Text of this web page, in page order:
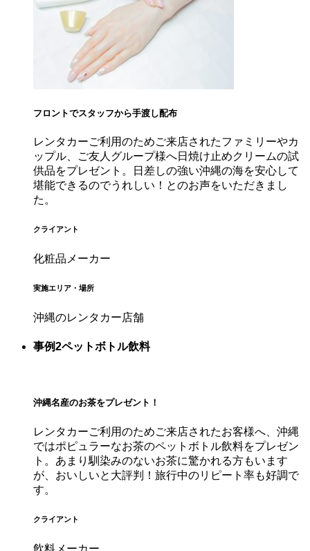
フロントでスタッフから手渡し配布
レンタカーご利用のためご来店されたファミリーやカ
ップル、ご友人グループ様へ日焼け止めクリームの試
供品をプレゼント。日差しの強い沖縄の海を安心して
堪能できるのでうれしい！とのお声をいただきまし
た。
クライアント
化粧品メーカー
実施エリア・場所
沖縄のレンタカー店舗
事例2ペットボトル飲料
沖縄名産のお茶をプレゼント！
レンタカーご利用のためご来店されたお客様へ、沖縄
ではポピュラーなお茶のペットボトル飲料をプレゼン
ト。あまり馴染みのないお茶に驚かれる方もいます
が、おいしいと大評判！旅行中のリピート率も好調で
す。
クライアント
飲料メーカー